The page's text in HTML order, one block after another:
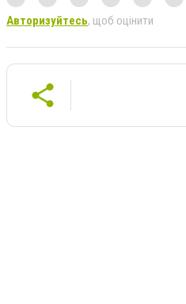
Авторизуйтесь, щоб оцінити